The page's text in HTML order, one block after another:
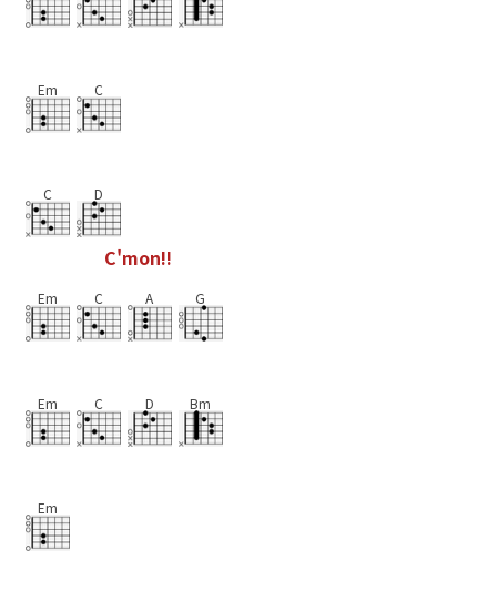
Em C
C D
C'mon!!
Em C A G
Em C D Bm
Em